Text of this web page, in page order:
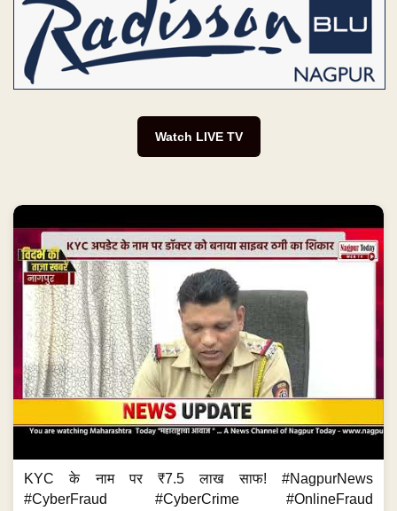
Watch LIVE TV
KYC के नाम पर ₹7.5 लाख साफ! #NagpurNews
#CyberFraud #CyberCrime #OnlineFraud